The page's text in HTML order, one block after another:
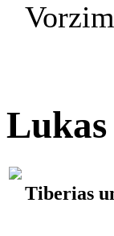
Lukas
Tiberias